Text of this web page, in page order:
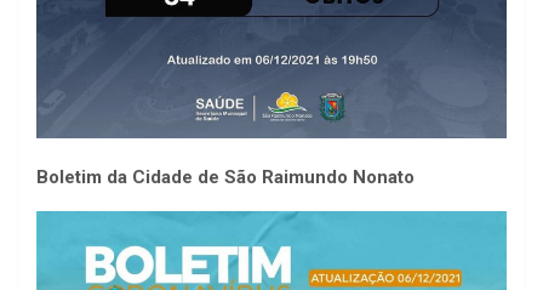
Boletim da Cidade de São Raimundo Nonato